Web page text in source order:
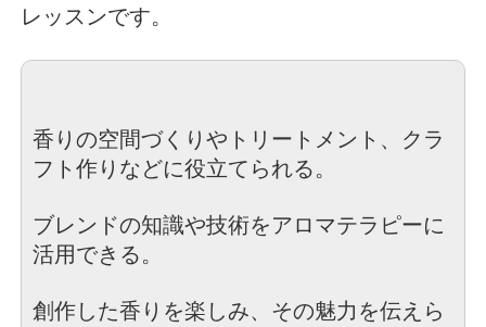
レッスンです。
香りの空間づくりやトリートメント、 クラ
フト作りなどに役立てられる。
ブレンドの知識や技術をアロマテラピーに
活用できる。
創作した香りを楽しみ、その魅力を伝えら